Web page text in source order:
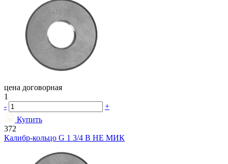
цена договорная
1
-
+
Купить
372
Калибр-кольцо G 1 3/4 В НЕ МИК